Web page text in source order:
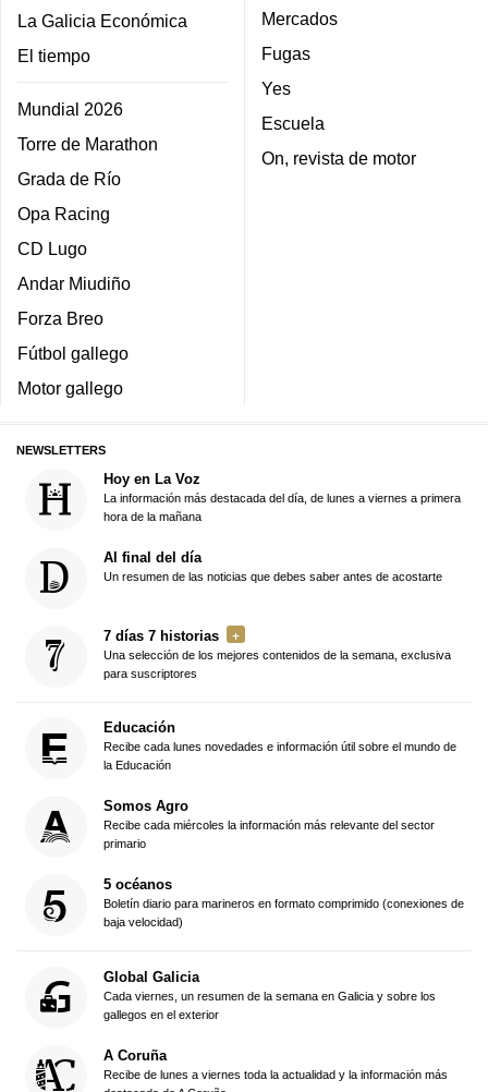
La Galicia Económica
El tiempo
Mundial 2026
Torre de Marathon
Grada de Río
Opa Racing
CD Lugo
Andar Miudiño
Forza Breo
Fútbol gallego
Motor gallego
Mercados
Fugas
Yes
Escuela
On, revista de motor
NEWSLETTERS
Hoy en La Voz
La información más destacada del día, de lunes a viernes a primera
hora de la mañana
Al final del día
Un resumen de las noticias que debes saber antes de acostarte
7 días 7 historias
Una selección de los mejores contenidos de la semana, exclusiva
para suscriptores
Educación
Recibe cada lunes novedades e información útil sobre el mundo de
la Educación
Somos Agro
Recibe cada miércoles la información más relevante del sector
primario
5 océanos
Boletín diario para marineros en formato comprimido (conexiones de
baja velocidad)
Global Galicia
Cada viernes, un resumen de la semana en Galicia y sobre los
gallegos en el exterior
A Coruña
Recibe de lunes a viernes toda la actualidad y la información más